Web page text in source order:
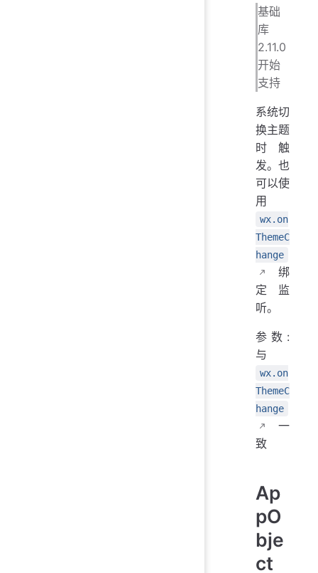
基础
库
2.11.0
开始
支持
系统切
换主题
时触
发。也
可以使
用
wx.on
ThemeC
hange
绑
定监
听。
参数:
与
wx.on
ThemeC
hange
一
致
Ap
pO
bje
ct